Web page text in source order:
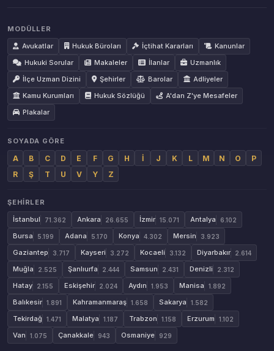
MODÜLLER
Avukatlar
Hukuk Büroları İçtihat Kararları
Kanunlar
Hukuki Sorular
Makaleler İlanlar
Uzmanlık
İlçe Uzman Dizini
Şehirler Barolar
Adliyeler
Kamu Kurumları
Hukuk Sözlüğü
A'dan Z'ye Mesafeler
Plakalar
SOYADA GÖRE
A B C D E F G H İ J K L M N O
P
R
Ş T U V Y Z
ŞEHIRLER
İstanbul
71.362 Ankara 26.655 İzmir 15.071 Antalya 6.102
Bursa 5.199 Adana 5.170 Konya 4.302 Mersin 3.923
Gaziantep 3.717 Kayseri 3.272 Kocaeli 3.132 Diyarbakır 2.614
Muğla 2.525 Şanlıurfa 2.444 Samsun 2.431 Denizli 2.312
Hatay 2.155 Eskişehir 2.024 Aydın 1.953 Manisa 1.892
Balıkesir 1.891 Kahramanmaraş 1.658 Sakarya 1.582
Tekirdağ 1.471 Malatya 1.187 Trabzon 1.158 Erzurum 1.102
Van 1.075 Çanakkale 943 Osmaniye 929